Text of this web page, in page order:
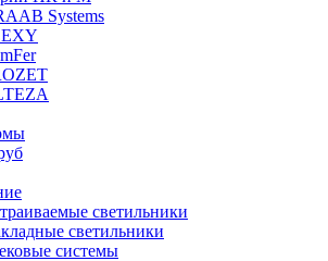
Systems
светильники
светильники
системы